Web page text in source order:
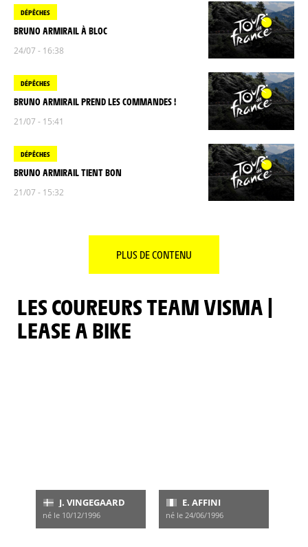
DÉPÊCHES
BRUNO ARMIRAIL À BLOC
24/07 - 16:38
DÉPÊCHES
BRUNO ARMIRAIL PREND LES COMMANDES !
21/07 - 15:41
DÉPÊCHES
BRUNO ARMIRAIL TIENT BON
21/07 - 15:32
PLUS DE CONTENU
LES COUREURS TEAM VISMA |
LEASE A BIKE
J. VINGEGAARD
né le 10/12/1996
E. AFFINI
né le 24/06/1996